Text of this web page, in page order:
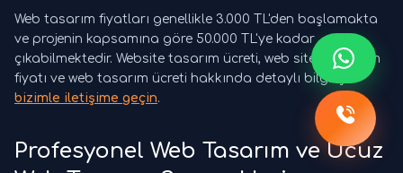
Web tasarım fiyatları genellikle 3.000 TL'den başlamakta
ve projenin kapsamına göre 50.000 TL'ye kadar
çıkabilmektedir. Website tasarım ücreti, web sitesi tasarım
fiyatı ve web tasarım ücreti hakkında detaylı bilgi için
bizimle iletişime geçin.
Profesyonel Web Tasarım ve Ucuz